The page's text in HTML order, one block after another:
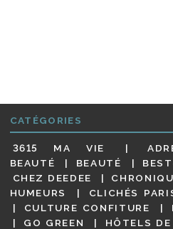
CATÉGORIES
3615 MA VIE
BEAUTÉ
BEAUTÉ
CHEZ DEEDEE
HUMEURS
CLICHÉS
CULTURE CONFITURE
GO GREEN
HÔTELS DE